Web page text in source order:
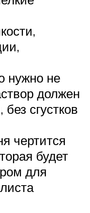
нужно не
должен
сгустков
чертится
будет
для